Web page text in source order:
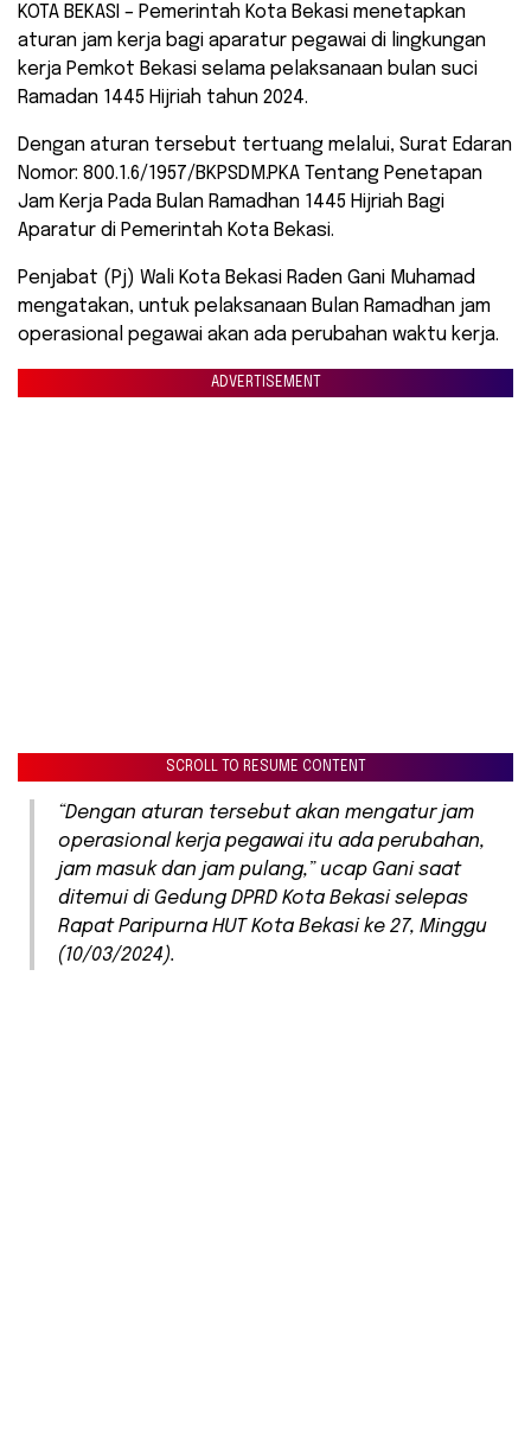
KOTA BEKASI – Pemerintah Kota Bekasi menetapkan
aturan jam kerja bagi aparatur pegawai di lingkungan
kerja Pemkot Bekasi selama pelaksanaan bulan suci
Ramadan 1445 Hijriah tahun 2024.
Dengan aturan tersebut tertuang melalui, Surat Edaran
Nomor: 800.1.6/1957/BKPSDM.PKA Tentang Penetapan
Jam Kerja Pada Bulan Ramadhan 1445 Hijriah Bagi
Aparatur di Pemerintah Kota Bekasi.
Penjabat (Pj) Wali Kota Bekasi Raden Gani Muhamad
mengatakan, untuk pelaksanaan Bulan Ramadhan jam
operasional pegawai akan ada perubahan waktu kerja.
ADVERTISEMENT
SCROLL TO RESUME CONTENT
“Dengan aturan tersebut akan mengatur jam
operasional kerja pegawai itu ada perubahan,
jam masuk dan jam pulang,” ucap Gani saat
ditemui di Gedung DPRD Kota Bekasi selepas
Rapat Paripurna HUT Kota Bekasi ke 27, Minggu
(10/03/2024).